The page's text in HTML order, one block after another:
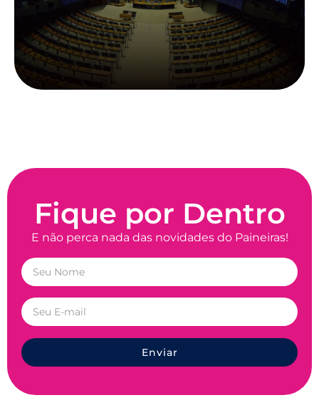
Fique por Dentro
E não perca nada das novidades do Paineiras!
Enviar